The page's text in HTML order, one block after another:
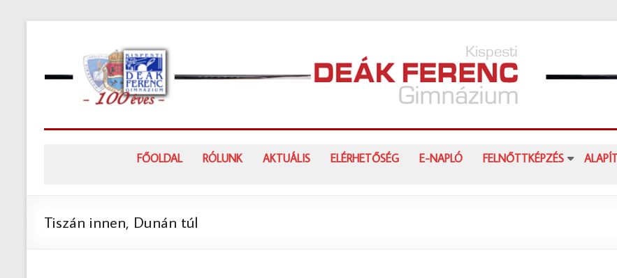
FŐOLDAL RÓLUNK AKTUÁLIS ELÉRHETŐSÉG E-NAPLÓ FELNŐTTKÉPZÉS
Tiszán innen, Dunán túl